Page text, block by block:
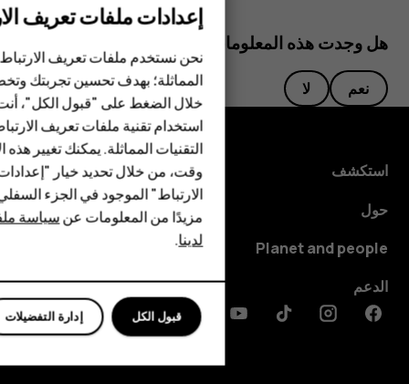
الهواتف الذكية
الهواتف المميزة
الأكسسوارات
HMD Terra M
HMD DUB
HMD Watch
للأعمال
هل وجدت هذه المعلومات مفيدة؟
نعم لا
استكشف
حول
Planet and people
الدعم
Facebook
Instagram
Tiktok
Youtube
Linkedin
Discord
إعدادات ملفات تعريف
نحن نستخدم ملفات تعريف
المماثلة؛ بهدف تحسين تجربتك
خلال الضغط على "قبول الكل"،
استخدام تقنية ملفات تعريف
التقنيات المماثلة. يمكنك تغيير
وقت، من خلال تحديد خيار
الارتباط" الموجود في الجزء
مزيدًا من المعلومات عنسياسة
لدينا.
إدارة التفضيلات قبول الكل